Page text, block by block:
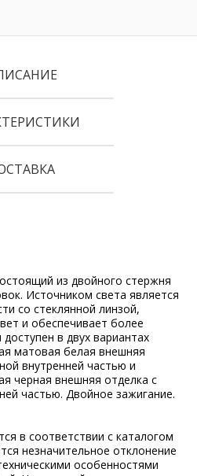
из двойного стержня
Источником света является
со стеклянной линзой,
и обеспечивает более
в двух вариантах
матовая белая внешняя
внутренней частью и
черная внешняя отделка с
частью. Двойное зажигание.
в соответствии с каталогом
незначительное отклонение
особенностями